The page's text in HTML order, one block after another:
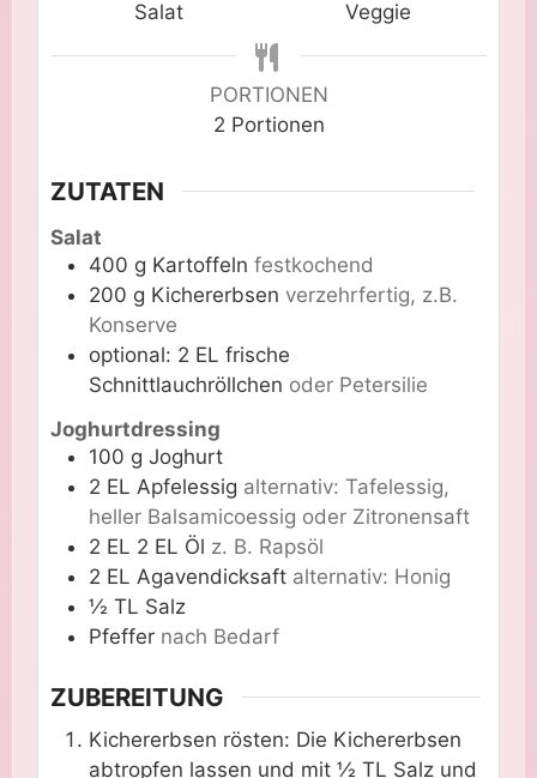
Salat
Veggie
PORTIONEN
2 Portionen
ZUTATEN
Salat
400 g Kartoffeln festkochend
200 g Kichererbsen verzehrfertig, z.B.
Konserve
optional: 2 EL frische
Schnittlauchröllchen oder Petersilie
Joghurtdressing
100 g Joghurt
2 EL Apfelessig alternativ: Tafelessig,
heller Balsamicoessig oder Zitronensaft
2 EL 2 EL Öl z. B. Rapsöl
2 EL Agavendicksaft alternativ: Honig
½ TL Salz
Pfeffer nach Bedarf
ZUBEREITUNG
Kichererbsen rösten: Die Kichererbsen
abtropfen lassen und mit ½ TL Salz und